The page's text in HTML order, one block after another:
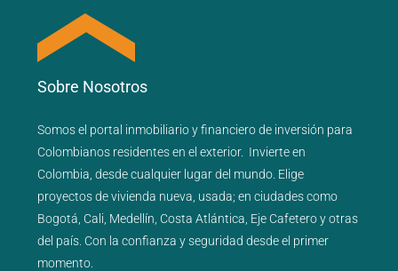
Sobre Nosotros
Somos el portal inmobiliarioyfinancierode inversión para
Colombianos residentes en el exterior. Invierte en
Colombia, desde cualquier lugar del mundo. Elige
proyectos devivienda nueva usada; en ciudades como
Bogotá Cali Medellín Costa Atlántica Eje Cafeteroyotras
del país . Con la confianza y seguridad desde el primer
momento.